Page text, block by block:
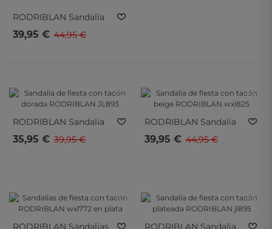
RODRIBLAN Sandalia
De Fiesta Con Tacón
RODRIBLAN Wxl772
39,95 € 44,95 €
- 10%
RODRIBLAN Sandalia
De Fiesta Con Tacón
Dorada RODRIBLAN
35,95 € 39,95 €
- 10%
RODRIBLAN Sandalia
De Fiesta Con Tacón
Beige RODRIBLAN
39,95 € 44,95 €
- 10%
RODRIBLAN Sandalias
- 10%
RODRIBLAN Sandalia